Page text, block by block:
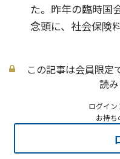
た。昨年の臨時国
念頭に、社会保険
この記事は会員限定
読み
ログイン
お持ち